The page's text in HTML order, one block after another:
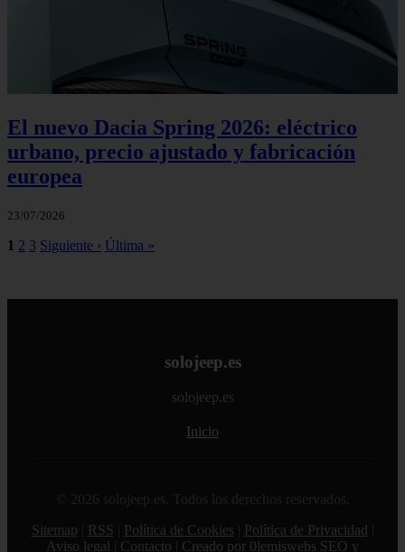
El nuevo Dacia Spring 2026: eléctrico
urbano, precio ajustado y fabricación
europea
23/07/2026
1 2 3 Siguiente › Última »
solojeep.es
solojeep.es
Inicio
© 2026 solojeep.es. Todos los derechos reservados.
Sitemap
RSS Política de Cookies Política de Privacidad
Aviso legal
Contacto Creado por 0lemiswebs SEO y